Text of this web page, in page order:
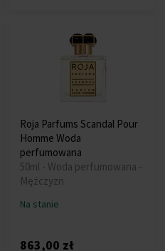
Roja Parfums Scandal Pour
Homme Woda
perfumowana
50ml - Woda perfumowana -
Mężczyzn
Na stanie
863,00 zł